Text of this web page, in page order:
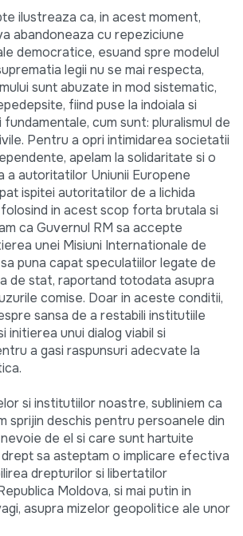
ilustreaza ca, in acest moment,
abandoneaza cu repeziciune
democratice, esuand spre modelul
legii nu se mai respecta,
sunt abuzate in mod sistematic,
fiind puse la indoiala si
cum sunt: pluralismul de
Pentru a opri intimidarea societatii
apelam la solidaritate si o
a autoritatilor Uniunii Europene
ispitei autoritatilor de a lichida
in acest scop forta brutala si
ca Guvernul RM sa accepte
unei Misiuni Internationale de
puna capat speculatiilor legate de
de stat, raportand totodata asupra
comise. Doar in aceste conditii,
sansa de a restabili institutiile
initierea unui dialog viabil si
a gasi raspunsuri adecvate la
si institutiilor noastre, subliniem ca
sprijin deschis pentru persoanele din
de el si care sunt hartuite
sa asteptam o implicare efectiva
drepturilor si libertatilor
Moldova, si mai putin in
asupra mizelor geopolitice ale unor